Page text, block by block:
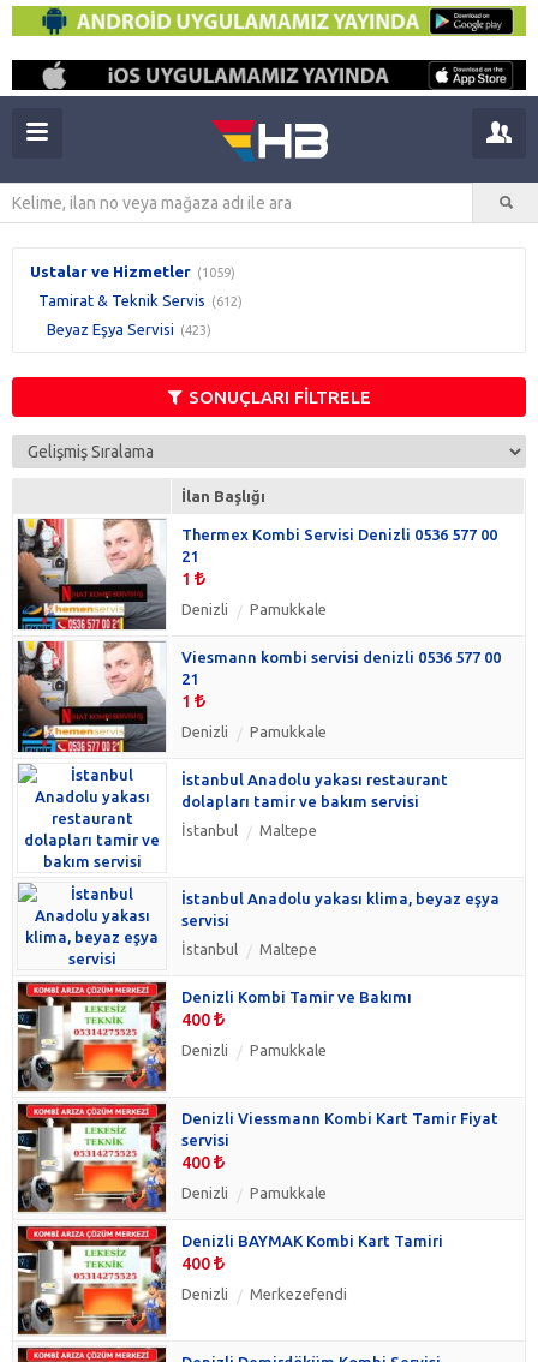
Ustalar ve Hizmetler (1059)
Tamirat & Teknik Servis (612)
Beyaz Eşya Servisi (423)
SONUÇLARI FİLTRELE
İlan Başlığı
Thermex Kombi Servisi Denizli 0536 577 00
21
1
Denizli Pamukkale
Viesmann kombi servisi denizli 0536 577 00
21
1
Denizli Pamukkale
İstanbul Anadolu yakası restaurant
dolapları tamir ve bakım servisi
İstanbul
Maltepe
İstanbul Anadolu yakası klima, beyaz eşya
servisi
İstanbul
Maltepe
Denizli Kombi Tamir ve Bakımı
400
Denizli Pamukkale
Denizli Viessmann Kombi Kart Tamir Fiyat
servisi
400
Denizli Pamukkale
Denizli BAYMAK Kombi Kart Tamiri
400
Denizli Merkezefendi